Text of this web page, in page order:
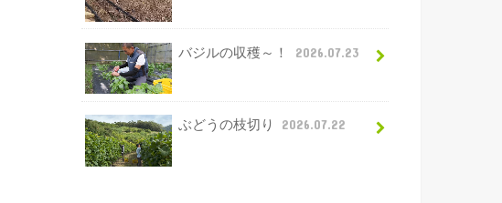
バジルの収穫～！ 2026.07.23
ぶどうの枝切り 2026.07.22